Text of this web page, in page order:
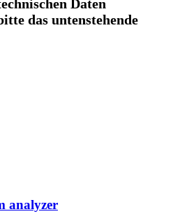
Daten
das untenstehende
analyzer